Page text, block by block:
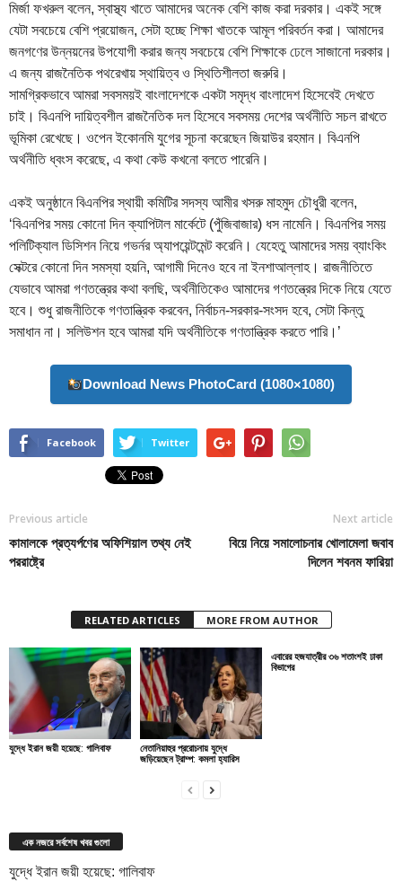
মির্জা ফখরুল বলেন, স্বাস্থ্য খাতে আমাদের অনেক বেশি কাজ করা দরকার। একই সঙ্গে
যেটা সবচেয়ে বেশি প্রয়োজন, সেটা হচ্ছে শিক্ষা খাতকে আমূল পরিবর্তন করা। আমাদের
জনগণের উন্নয়নের উপযোগী করার জন্য সবচেয়ে বেশি শিক্ষাকে ঢেলে সাজানো দরকার।
এ জন্য রাজনৈতিক পথরেখায় স্থায়িত্ব ও স্থিতিশীলতা জরুরি।
সামগ্রিকভাবে আমরা সবসময়ই বাংলাদেশকে একটা সমৃদ্ধ বাংলাদেশ হিসেবেই দেখতে
চাই। বিএনপি দায়িত্বশীল রাজনৈতিক দল হিসেবে সবসময় দেশের অর্থনীতি সচল রাখতে
ভূমিকা রেখেছে। ওপেন ইকোনমি যুগের সূচনা করেছেন জিয়াউর রহমান। বিএনপি
অর্থনীতি ধ্বংস করেছে, এ কথা কেউ কখনো বলতে পারেনি।
একই অনুষ্ঠানে বিএনপির স্থায়ী কমিটির সদস্য আমীর খসরু মাহমুদ চৌধুরী বলেন,
‘বিএনপির সময় কোনো দিন ক্যাপিটাল মার্কেটে (পুঁজিবাজার) ধস নামেনি। বিএনপির সময়
পলিটিক্যাল ডিসিশন নিয়ে গভর্নর অ্যাপয়েন্টমেন্ট করেনি। যেহেতু আমাদের সময় ব্যাংকিং
সেক্টরে কোনো দিন সমস্যা হয়নি, আগামী দিনেও হবে না ইনশাআল্লাহ। রাজনীতিতে
যেভাবে আমরা গণতন্ত্রের কথা বলছি, অর্থনীতিকেও আমাদের গণতন্ত্রের দিকে নিয়ে যেতে
হবে। শুধু রাজনীতিকে গণতান্ত্রিক করবেন, নির্বাচন-সরকার-সংসদ হবে, সেটা কিন্তু
সমাধান না। সলিউশন হবে আমরা যদি অর্থনীতিকে গণতান্ত্রিক করতে পারি।’
Download News PhotoCard (1080×1080)
Facebook Twitter
Previous article
কামালকে প্রত্যর্পণের অফিশিয়াল তথ্য নেই
পররাষ্ট্রে
Next article
বিয়ে নিয়ে সমালোচনার খোলামেলা জবাব
দিলেন শবনম ফারিয়া
RELATED ARTICLES MORE FROM AUTHOR
যুদ্ধে ইরান জয়ী হয়েছে: গালিবাফ
নেতানিয়াহুর প্ররোচনায় যুদ্ধে
জড়িয়েছেন ট্রাম্প: কমলা হ্যারিস
এবারের হজযাত্রীর ৩৬ শতাংশই ঢাকা
বিভাগের
এক নজরে সর্বশেষ খবর গুলো
যুদ্ধে ইরান জয়ী হয়েছে: গালিবাফ